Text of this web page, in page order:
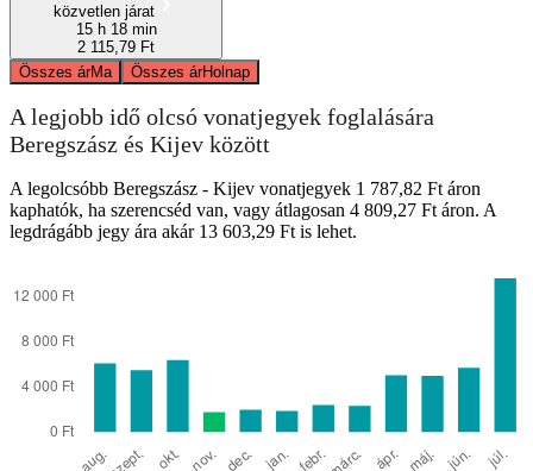
közvetlen járat
15 h 18 min
2 115,79 Ft
Összes árMa Összes árHolnap
A legjobb idő olcsó vonatjegyek foglalására
Beregszász és Kijev között
A legolcsóbb Beregszász - Kijev vonatjegyek 1 787,82 Ft áron
kaphatók, ha szerencséd van, vagy átlagosan 4 809,27 Ft áron. A
legdrágább jegy ára akár 13 603,29 Ft is lehet.